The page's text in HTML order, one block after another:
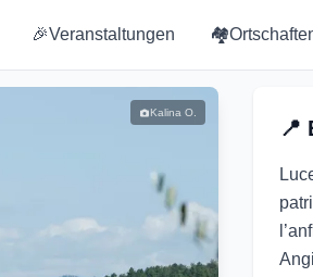
🎉Veranstaltungen 🏘️
Kalina O.
📍